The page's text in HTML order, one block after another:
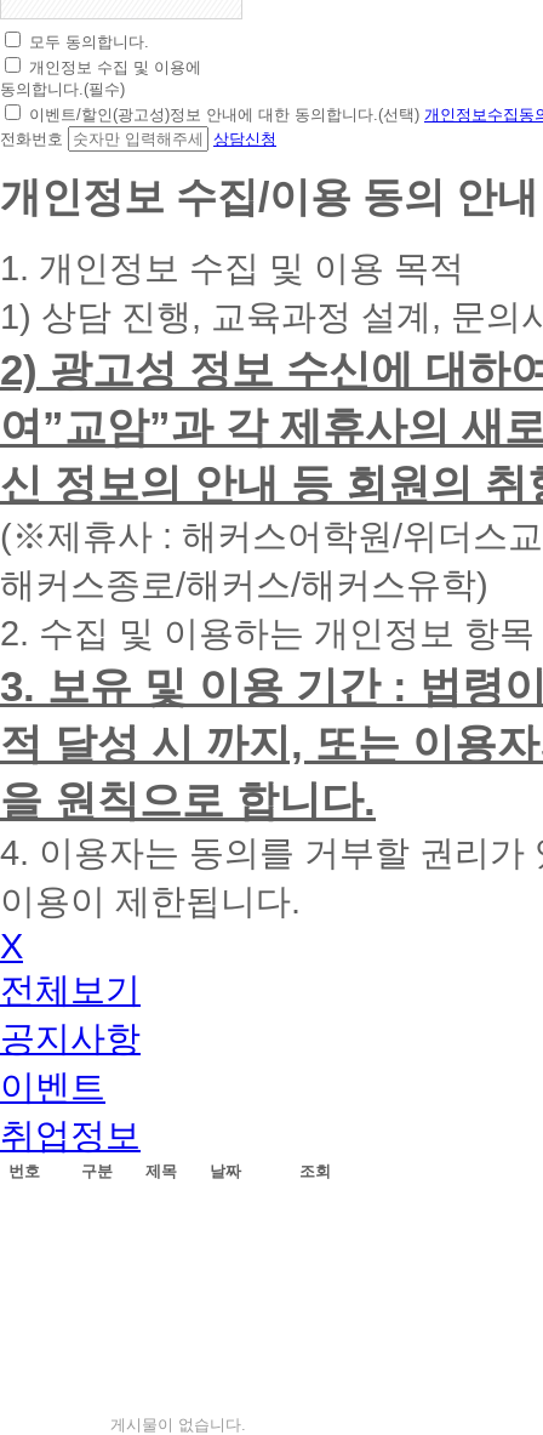
초
간
편
상
담
청
대
폰
입
력
시
면
빠
른
간
내
에
화
드
리
겠
습
니
다.
모두 동의합니다.
개인정보 수집 및 이용에
동의합니다.(필수)
이벤트/할인(광고성)정보 안내에 대한 동의합니다.(선택) 개인정보수집동
전화번호
상담신청
개인정보 수집/이용 동의 안내
1. 개인정보 수집 및 이용 목적
1) 상담 진행, 교육과정 설계, 문의
2) 광고성 정보 수신에 대하
여”교암”과 각 제휴사의 새
신 정보의 안내 등 회원의
(※제휴사 : 해커스어학원/위더스
해커스종로/해커스/해커스유학)
2. 수집 및 이용하는 개인정보 항
3. 보유 및 이용 기간 : 법령
적 달성 시 까지, 또는 이용
을 원칙으로 합니다.
4. 이용자는 동의를 거부할 권리
이용이 제한됩니다.
X
전체보기
공지사항
이벤트
취업정보
번호 구분 제목 날짜 조회
게시물이 없습니다.